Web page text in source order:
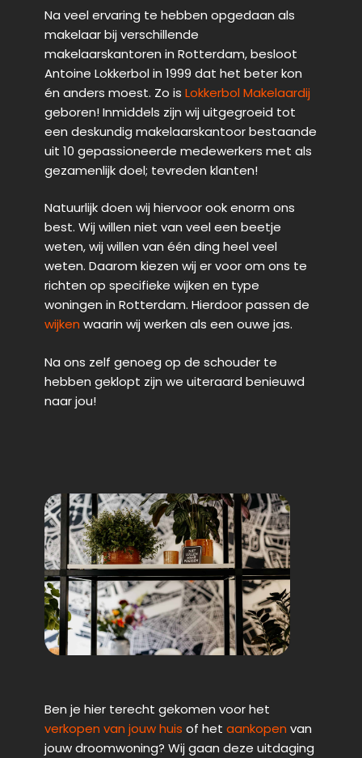
Na veel ervaring te hebben opgedaan als
makelaar bij verschillende
makelaarskantoren in Rotterdam, besloot
Antoine Lokkerbol in 1999 dat het beter kon
én anders moest. Zo is Lokkerbol Makelaardij
geboren! Inmiddels zijn wij uitgegroeid tot
een deskundig makelaarskantoor bestaande
uit 10 gepassioneerde medewerkers met als
gezamenlijk doel; tevreden klanten!
Natuurlijk doen wij hiervoor ook enorm ons
best. Wij willen niet van veel een beetje
weten, wij willen van één ding heel veel
weten. Daarom kiezen wij er voor om ons te
richten op specifieke wijken en type
woningen in Rotterdam. Hierdoor passen de
wijken waarin wij werken als een ouwe jas.
Na ons zelf genoeg op de schouder te
hebben geklopt zijn we uiteraard benieuwd
naar jou!
Ben je hier terecht gekomen voor het
verkopen van jouw huis of het aankopen van
jouw droomwoning? Wij gaan deze uitdaging